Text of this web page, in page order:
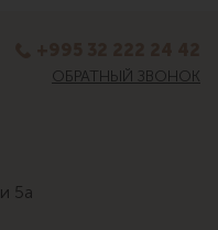
ОБРАТНЫЙ ЗВОНОК
5а